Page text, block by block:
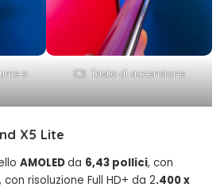
e
Tasto di accensione
X5 Lite
AMOLEDda 6,43 pollici, con
, con risoluzione Full HD+ da 2.400 x